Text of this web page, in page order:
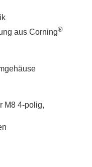
aus Corning®
M8 4-polig,